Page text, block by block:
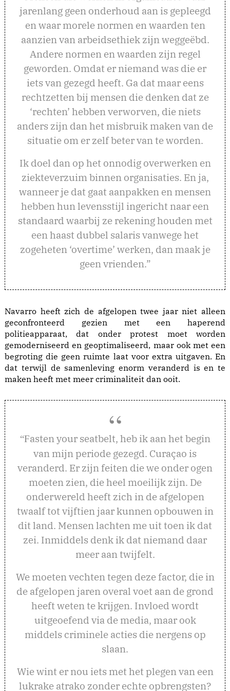
jarenlang geen onderhoud aan is gepleegd
en waar morele normen en waarden ten
aanzien van arbeidsethiek zijn weggeëbd.
Andere normen en waarden zijn regel
geworden. Omdat er niemand was die er
iets van gezegd heeft. Ga dat maar eens
rechtzetten bij mensen die denken dat ze
‘rechten’ hebben verworven, die niets
anders zijn dan het misbruik maken van de
situatie om er zelf beter van te worden.
Ik doel dan op het onnodig overwerken en
ziekteverzuim binnen organisaties. En ja,
wanneer je dat gaat aanpakken en mensen
hebben hun levensstijl ingericht naar een
standaard waarbij ze rekening houden met
een haast dubbel salaris vanwege het
zogeheten ‘overtime’ werken, dan maak je
geen vrienden.”
Navarro heeft zich de afgelopen twee jaar niet alleen
geconfronteerd gezien met een haperend
politieapparaat, dat onder protest moet worden
gemoderniseerd en geoptimaliseerd, maar ook met een
begroting die geen ruimte laat voor extra uitgaven. En
dat terwijl de samenleving enorm veranderd is en te
maken heeft met meer criminaliteit dan ooit.
“Fasten your seatbelt, heb ik aan het begin
van mijn periode gezegd. Curaçao is
veranderd. Er zijn feiten die we onder ogen
moeten zien, die heel moeilijk zijn. De
onderwereld heeft zich in de afgelopen
twaalf tot vijftien jaar kunnen opbouwen in
dit land. Mensen lachten me uit toen ik dat
zei. Inmiddels denk ik dat niemand daar
meer aan twijfelt.
We moeten vechten tegen deze factor, die in
de afgelopen jaren overal voet aan de grond
heeft weten te krijgen. Invloed wordt
uitgeoefend via de media, maar ook
middels criminele acties die nergens op
slaan.
Wie wint er nou iets met het plegen van een
lukrake atrako zonder echte opbrengsten?